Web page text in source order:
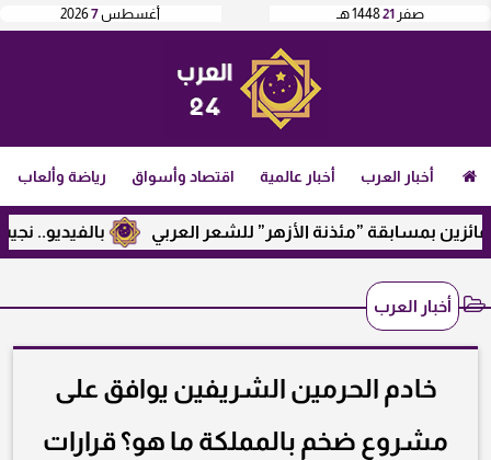
أغسطس7
2026 صفر 211448 هـ
أخبار العرب أخبار عالمية اقتصاد وأسواق رياضة وألعاب
بالفيديو.. نجيب بمسابقة ”مئذنة الأزهر” للشعر العربي
أخبار العرب
خادم الحرمين الشريفين يوافق على
مشروع ضخم بالمملكة ما هو؟ قرارات